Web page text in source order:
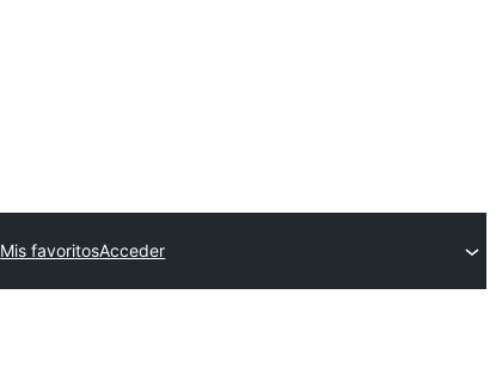
Mis favoritosAcceder